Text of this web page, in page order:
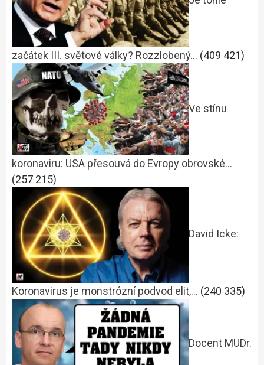
začátek III. světové války? Rozzlobený… (409 421)
Ve stínu
koronaviru: USA přesouvá do Evropy obrovské…
(257 215)
David Icke:
Koronavirus je monstrózní podvod elit,… (240 335)
Docent MUDr.